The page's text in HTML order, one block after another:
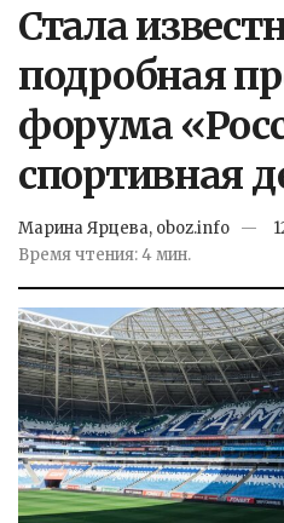
Стала
подробная
форума
спортивная
Марина Ярцева, oboz.info
Время чтения: 4 мин.